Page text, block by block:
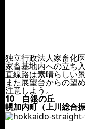
独立行政法人家畜化
家畜基地内への立ち
直線路は素晴らしい景
また展望台からの望
注意しよう。
10 白銀の丘
幌加内町（上川総合